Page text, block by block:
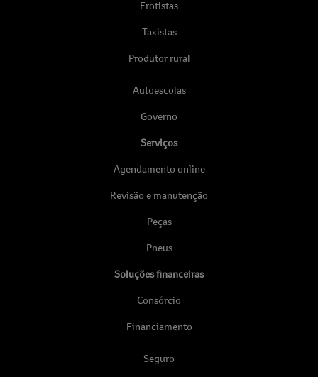
Frotistas
Taxistas
Produtor rural
Autoescolas
Governo
Serviços
Agendamento online
Revisão e manutenção
Peças
Pneus
Soluções financeiras
Consórcio
Financiamento
Seguro